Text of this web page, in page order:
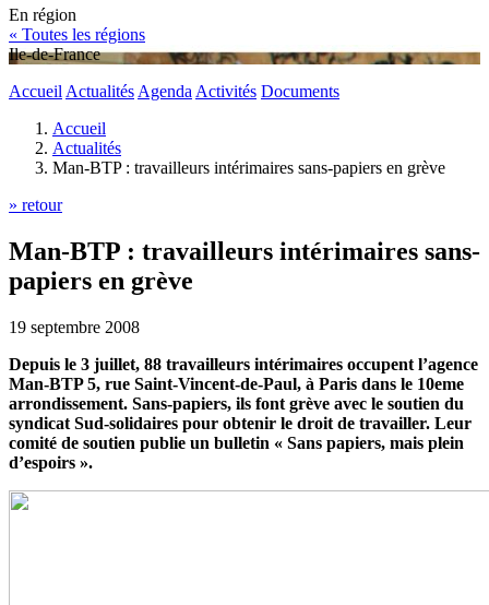
En région
« Toutes les régions
Ile-de-France
Accueil Actualités Agenda Activités Documents
Accueil
Actualités
Man-BTP : travailleurs intérimaires sans-papiers en grève
» retour
Man-BTP : travailleurs intérimaires sans-
papiers en grève
19 septembre 2008
Depuis le 3 juillet, 88 travailleurs intérimaires occupent l’agence
Man-BTP 5, rue Saint-Vincent-de-Paul, à Paris dans le 10eme
arrondissement. Sans-papiers, ils font grève avec le soutien du
syndicat Sud-solidaires pour obtenir le droit de travailler. Leur
comité de soutien publie un bulletin « Sans papiers, mais plein
d’espoirs ».